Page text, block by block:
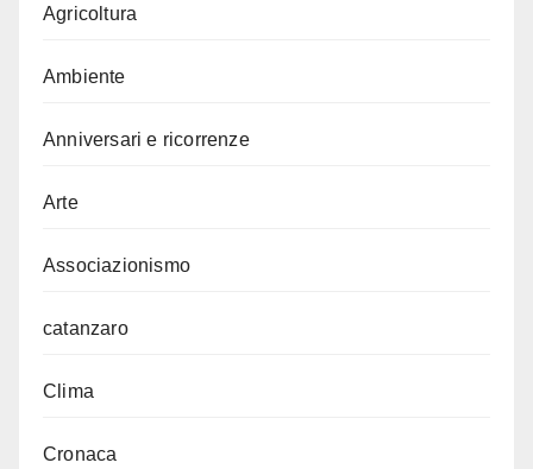
Agricoltura
Ambiente
Anniversari e ricorrenze
Arte
Associazionismo
catanzaro
Clima
Cronaca